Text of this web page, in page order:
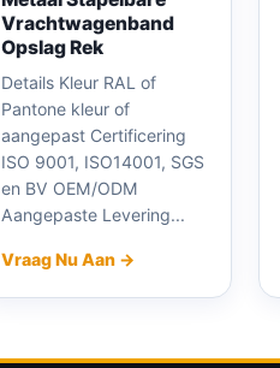
Vrachtwagenband
Opslag Rek
Details Kleur RAL of
Pantone kleur of
aangepast Certificering
ISO 9001, ISO14001, SGS
en BV OEM/ODM
Aangepaste Levering...
Vraag Nu Aan →